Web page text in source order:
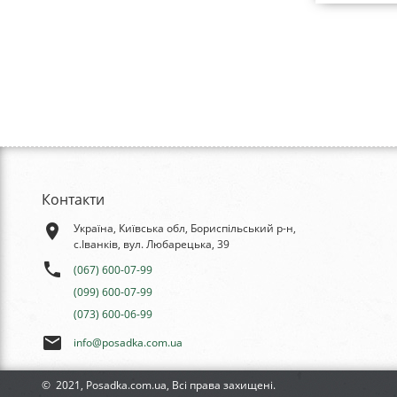
Контакти
place
Україна, Київська обл, Бориспільський р-н,
с.Іванків, вул. Любарецька, 39
phone
(067) 600-07-99
(099) 600-07-99
(073) 600-06-99
email info@posadka.com.ua
© 2021, Posadka.com.ua, Всі права захищені.